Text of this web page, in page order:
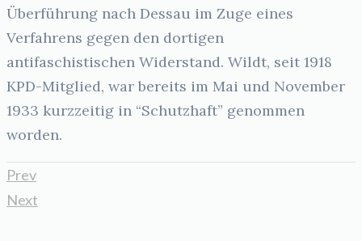
Überführung nach Dessau im Zuge eines
Verfahrens gegen den dortigen
antifaschistischen Widerstand. Wildt, seit 1918
KPD-Mitglied, war bereits im Mai und November
1933 kurzzeitig in “Schutzhaft” genommen
worden.
Prev
Next